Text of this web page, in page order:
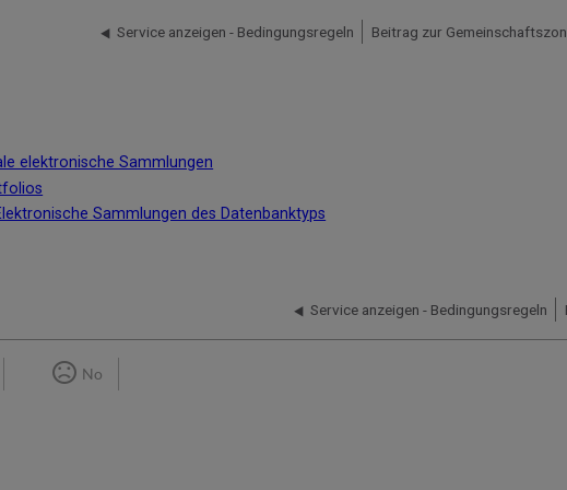
Service anzeigen - Bedingungsregeln
elektronische Sammlungen
Sammlungen des Datenbanktyps
Service anzeigen - Bedingungsregeln
No